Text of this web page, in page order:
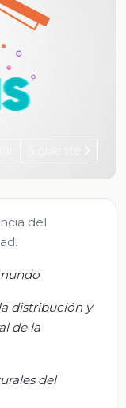
del
distribución y
de la
del